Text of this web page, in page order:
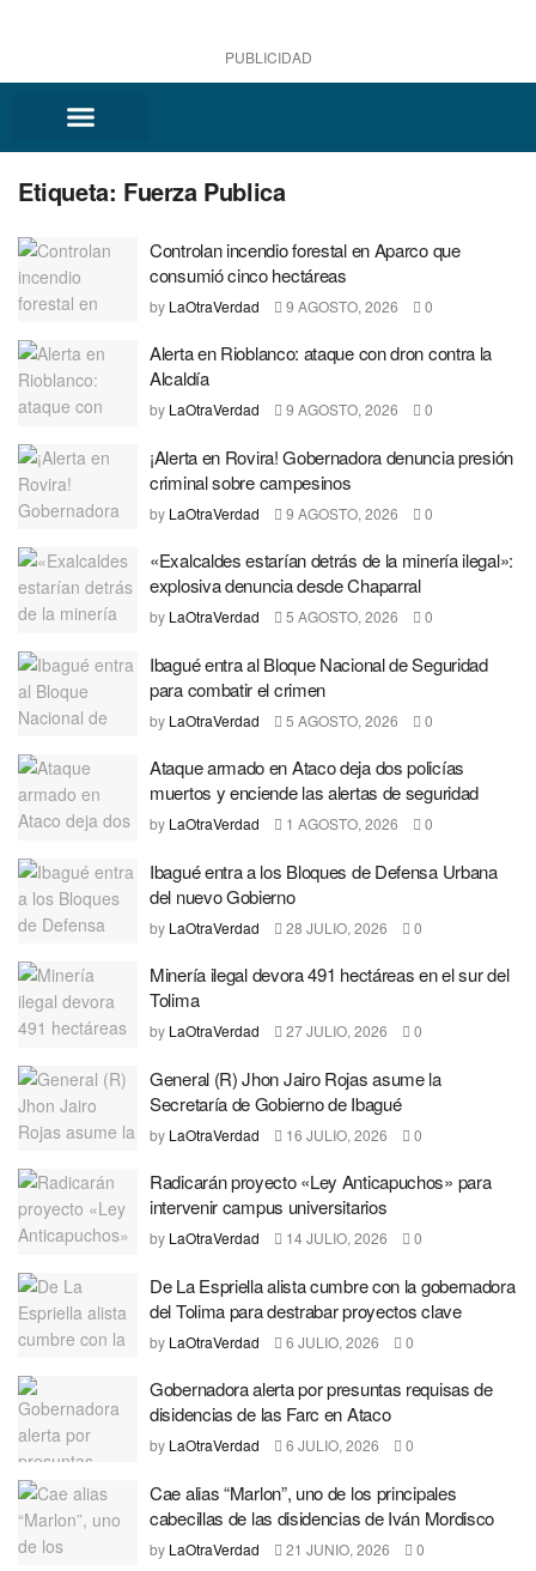
PUBLICIDAD
Etiqueta: Fuerza Publica
Controlan incendio forestal en Aparco que
consumió cinco hectáreas
by LaOtraVerdad 9 AGOSTO, 2026 0
Alerta en Rioblanco: ataque con dron contra la
Alcaldía
by LaOtraVerdad 9 AGOSTO, 2026 0
¡Alerta en Rovira! Gobernadora denuncia presión
criminal sobre campesinos
by LaOtraVerdad 9 AGOSTO, 2026 0
«Exalcaldes estarían detrás de la minería ilegal»:
explosiva denuncia desde Chaparral
by LaOtraVerdad 5 AGOSTO, 2026 0
Ibagué entra al Bloque Nacional de Seguridad
para combatir el crimen
by LaOtraVerdad 5 AGOSTO, 2026 0
Ataque armado en Ataco deja dos policías
muertos y enciende las alertas de seguridad
by LaOtraVerdad 1 AGOSTO, 2026 0
Ibagué entra a los Bloques de Defensa Urbana
del nuevo Gobierno
by LaOtraVerdad 28 JULIO, 2026 0
Minería ilegal devora 491 hectáreas en el sur del
Tolima
by LaOtraVerdad 27 JULIO, 2026 0
General (R) Jhon Jairo Rojas asume la
Secretaría de Gobierno de Ibagué
by LaOtraVerdad 16 JULIO, 2026 0
Radicarán proyecto «Ley Anticapuchos» para
intervenir campus universitarios
by LaOtraVerdad 14 JULIO, 2026 0
De La Espriella alista cumbre con la gobernadora
del Tolima para destrabar proyectos clave
by LaOtraVerdad 6 JULIO, 2026 0
Gobernadora alerta por presuntas requisas de
disidencias de las Farc en Ataco
by LaOtraVerdad 6 JULIO, 2026 0
Cae alias “Marlon”, uno de los principales
cabecillas de las disidencias de Iván Mordisco
by LaOtraVerdad 21 JUNIO, 2026 0